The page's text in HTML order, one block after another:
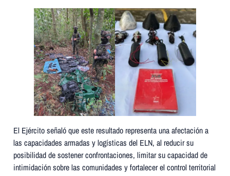
El Ejército señaló que este resultado representa una afectación a
las capacidades armadas y logísticas del ELN, al reducir su
posibilidad de sostener confrontaciones, limitar su capacidad de
intimidación sobre las comunidades y fortalecer el control territorial